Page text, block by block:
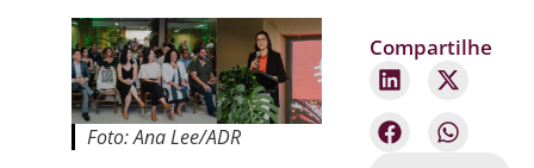
Compartilhe
Foto: Ana Lee/ADR